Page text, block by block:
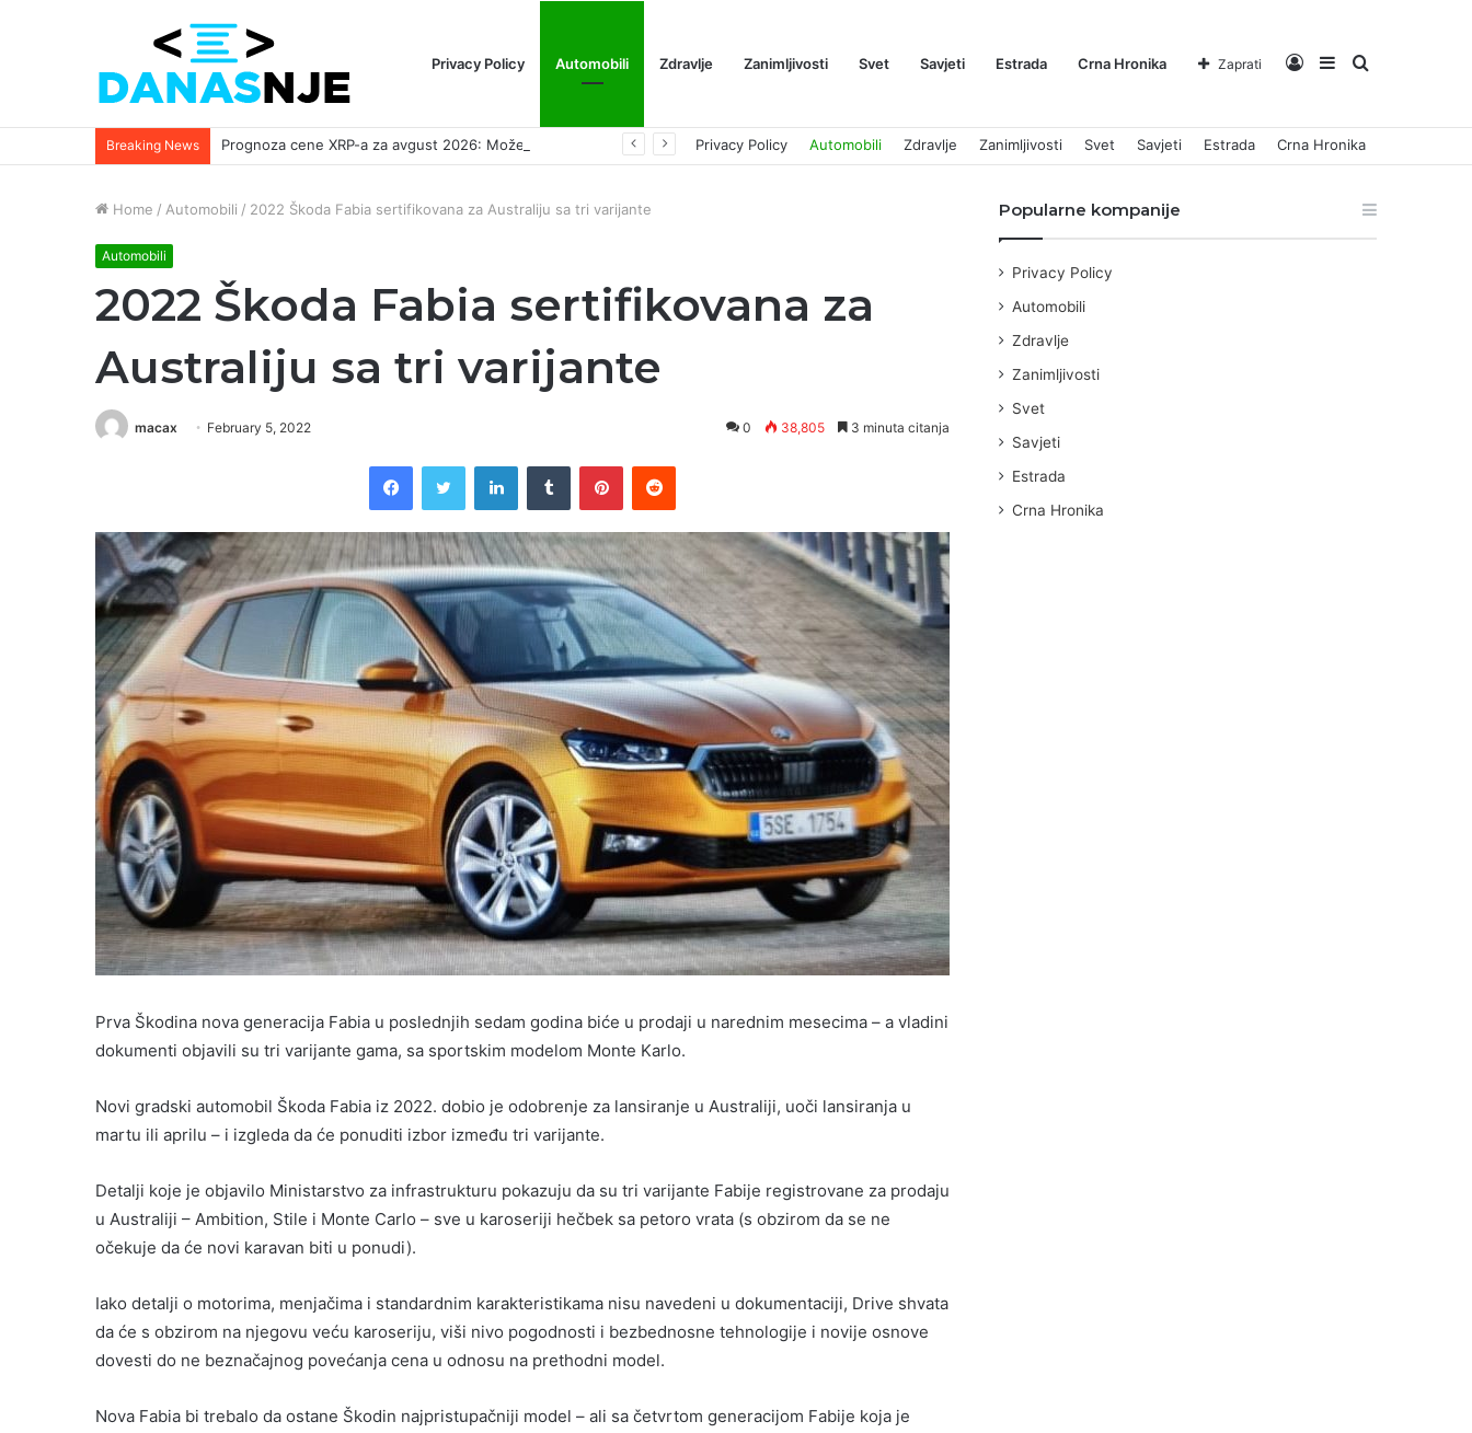
Privacy Policy Automobili Zdravlje Zanimljivosti Svet Savjeti Estrada Crna Hronika Pretraga
Sidebar
Log
Zaprati
Breaking News Privacy Policy Automobili Zdravlje Zanimljivosti Svet Savjeti Estrada Crna Hronika
Home / Automobili / 2022 Škoda Fabia sertifikovana za Australiju sa tri varijante
Automobili
2022 Škoda Fabia sertifikovana za
Australiju sa tri varijante
macax February 5, 2022 0 38,805 3 minuta citanja
FacebookTwitter LinkedInTumblr PinterestReddit
Prva Škodina nova generacija Fabia u poslednjih sedam godina biće u prodaji u narednim mesecima – a vladini
dokumenti objavili su tri varijante gama, sa sportskim modelom Monte Karlo.
Novi gradski automobil Škoda Fabia iz 2022. dobio je odobrenje za lansiranje u Australiji, uoči lansiranja u
martu ili aprilu – i izgleda da će ponuditi izbor između tri varijante.
Detalji koje je objavilo Ministarstvo za infrastrukturu pokazuju da su tri varijante Fabije registrovane za prodaju
u Australiji – Ambition, Stile i Monte Carlo – sve u karoseriji hečbek sa petoro vrata (s obzirom da se ne
očekuje da će novi karavan biti u ponudi).
Iako detalji o motorima, menjačima i standardnim karakteristikama nisu navedeni u dokumentaciji, Drive shvata
da će s obzirom na njegovu veću karoseriju, viši nivo pogodnosti i bezbednosne tehnologije i novije osnove
dovesti do ne beznačajnog povećanja cena u odnosu na prethodni model.
Nova Fabia bi trebalo da ostane Škodin najpristupačniji model – ali sa četvrtom generacijom Fabije koja je
Popularne kompanije
Privacy Policy
Automobili
Zdravlje
Zanimljivosti
Svet
Savjeti
Estrada
Crna Hronika